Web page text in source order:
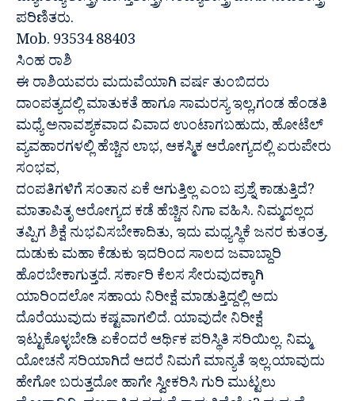
ಪರಿಣಿತರು.
Mob. 93534 88403
ಸಿಂಹ ರಾಶಿ
ಈ ರಾಶಿಯವರು ಮದುವೆಯಾಗಿ ವರ್ಷ ತುಂಬಿದರು
ದಾಂಪತ್ಯದಲ್ಲಿ ಮಾತುಕತೆ ಹಾಗೂ ಸಾಮರಸ್ಯ ಇಲ್ಲ,ಗಂಡ ಹೆಂಡತಿ
ಮಧ್ಯೆ ಅನಾವಶ್ಯಕವಾದ ವಿವಾದ ಉಂಟಾಗಬಹುದು, ಹೋಟೆಲ್
ವ್ಯವಹಾರಗಳಲ್ಲಿ ಹೆಚ್ಚಿನ ಲಾಭ, ಆಕಸ್ಮಿಕ ಆರೋಗ್ಯದಲ್ಲಿ ಏರುಪೇರು
ಸಂಭವ,
ದಂಪತಿಗಳಿಗೆ ಸಂತಾನ ಏಕೆ ಆಗುತ್ತಿಲ್ಲ ಎಂಬ ಪ್ರಶ್ನೆ ಕಾಡುತ್ತಿದೆ?
ಮಾತಾಪಿತೃ ಆರೋಗ್ಯದ ಕಡೆ ಹೆಚ್ಚಿನ ನಿಗಾ ವಹಿಸಿ. ನಿಮ್ಮದಲ್ಲದ
ತಪ್ಪಿಗ ಶಿಕ್ಷೆ ನುಭವಿಸಬೇಕಾದಿತು, ಇದು ಮಧ್ಯಸ್ಥಿಕೆ ಜನರ ಕುತಂತ್ರ.
ದುಡುಕು ಮಹಾ ಕೆಡುಕು ಇದರಿಂದ ಸಾಲದ ಜವಾಬ್ದಾರಿ
ಹೊರಬೇಕಾಗುತ್ತದೆ. ಸರ್ಕಾರಿ ಕೆಲಸ ಸೇರುವುದಕ್ಕಾಗಿ
ಯಾರಿಂದಲೋ ಸಹಾಯ ನಿರೀಕ್ಷೆ ಮಾಡುತ್ತಿದ್ದಲ್ಲಿ ಅದು
ದೊರೆಯುವುದು ಕಷ್ಟವಾಗಲಿದೆ. ಯಾವುದೇ ನಿರೀಕ್ಷೆ
ಇಟ್ಟುಕೊಳ್ಳಬೇಡಿ ಏಕೆಂದರೆ ಆರ್ಥಿಕ ಪರಿಸ್ಥಿತಿ ಸರಿಯಿಲ್ಲ. ನಿಮ್ಮ
ಯೋಚನೆ ಸರಿಯಾಗಿದೆ ಆದರೆ ನಿಮಗೆ ಮಾನ್ಯತೆ ಇಲ್ಲ.ಯಾವುದು
ಹೇಗೋ ಬರುತ್ತದೋ ಹಾಗೇ ಸ್ವೀಕರಿಸಿ ಗುರಿ ಮುಟ್ಟಲು